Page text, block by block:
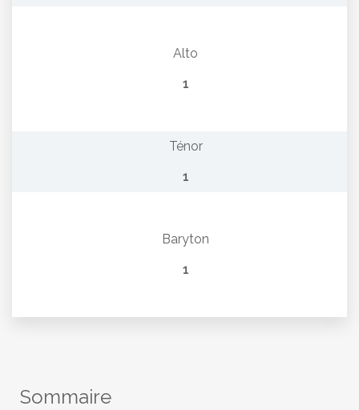
Alto
1
Ténor
1
Baryton
1
Sommaire